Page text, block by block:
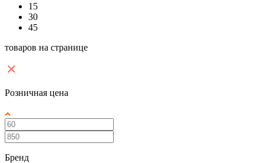
15
30
45
товаров на странице
Розничная цена
Бренд